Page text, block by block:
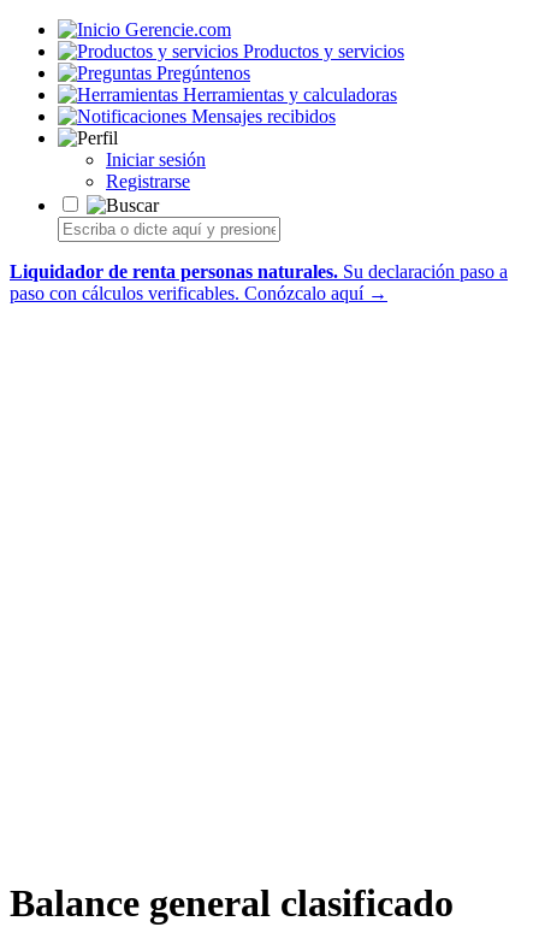
Gerencie.com
Productos y servicios
Pregúntenos
Herramientas y calculadoras
Mensajes recibidos
Iniciar sesión
Registrarse
Liquidador de renta personas naturales. Su declaración paso a
paso con cálculos verificables. Conózcalo aquí →
Balance general clasificado